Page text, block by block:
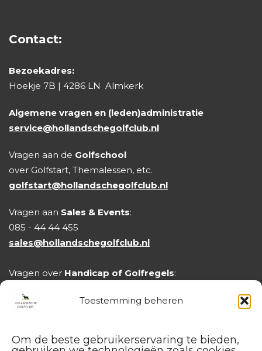
Toestemming beheren
Om de beste gebruikerservaring te bieden,
Contact:
Bezoekadres:
Hoekje 7B | 4286 LN Almkerk
Algemene vragen en (leden)administratie
service@hollandschegolfclub.nl
Vragen aan de Golfschool
over Golfstart, Themalessen, etc.
golfstart@hollandschegolfclub.nl
Vragen aan Sales & Events:
085 - 44 44 455
sales@hollandschegolfclub.nl
Vragen over Handicap of Golfregels: